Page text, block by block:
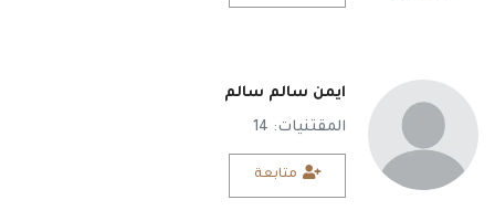
ايمن سالم سالم
المقتنيات: 14
متابعة